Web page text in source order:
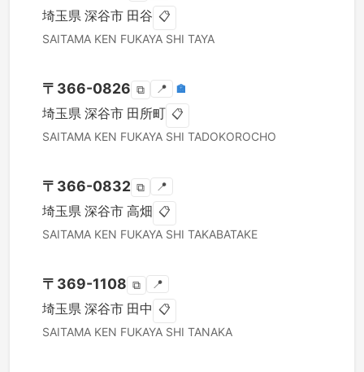
埼玉県 深谷市 田谷 📋
SAITAMA KEN FUKAYA SHI TAYA
〒 366-0826 ⧉ 📍 🏣
埼玉県 深谷市 田所町 📋
SAITAMA KEN FUKAYA SHI TADOKOROCHO
〒 366-0832 ⧉ 📍
埼玉県 深谷市 高畑 📋
SAITAMA KEN FUKAYA SHI TAKABATAKE
〒 369-1108 ⧉ 📍
埼玉県 深谷市 田中 📋
SAITAMA KEN FUKAYA SHI TANAKA